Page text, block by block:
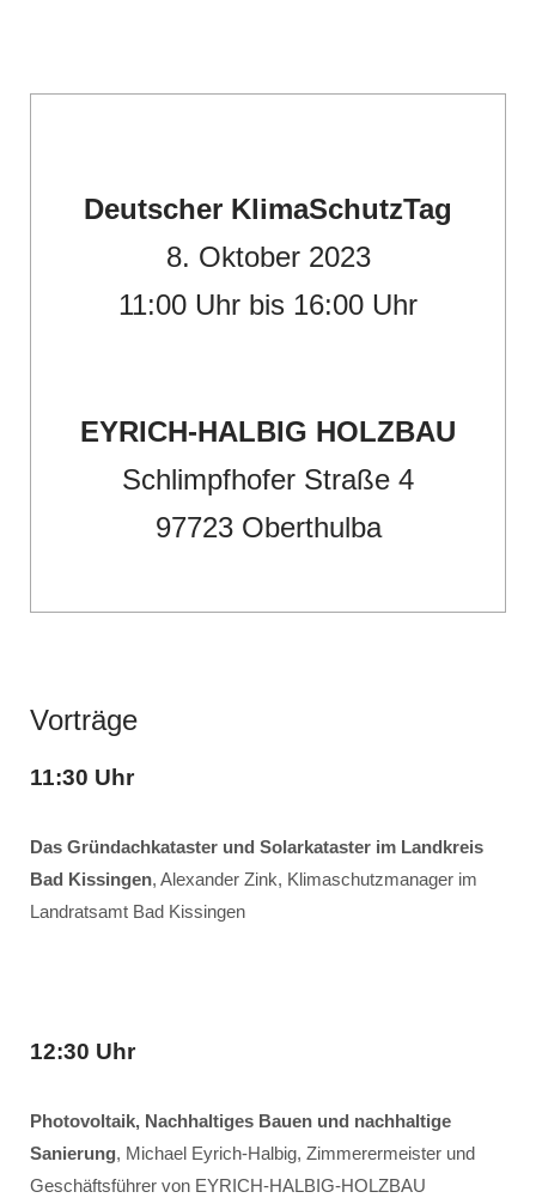
Deutscher KlimaSchutzTag
8. Oktober 2023
11:00 Uhr bis 16:00 Uhr
EYRICH-HALBIG HOLZBAU
Schlimpfhofer Straße 4
97723 Oberthulba
Vorträge
11:30 Uhr
Das Gründachkataster und Solarkataster im Landkreis
Bad Kissingen, Alexander Zink, Klimaschutzmanager im
Landratsamt Bad Kissingen
12:30 Uhr
Photovoltaik, Nachhaltiges Bauen und nachhaltige
Sanierung, Michael Eyrich-Halbig, Zimmerermeister und
Geschäftsführer von EYRICH-HALBIG-HOLZBAU